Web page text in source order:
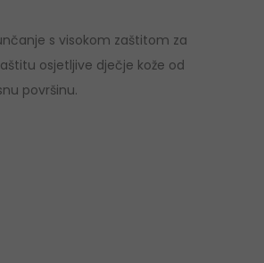
s visokom zaštitom za
osjetljive dječje kože od
površinu.